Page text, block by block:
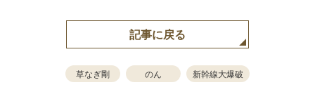
記事に戻る
草なぎ剛 のん 新幹線大爆破